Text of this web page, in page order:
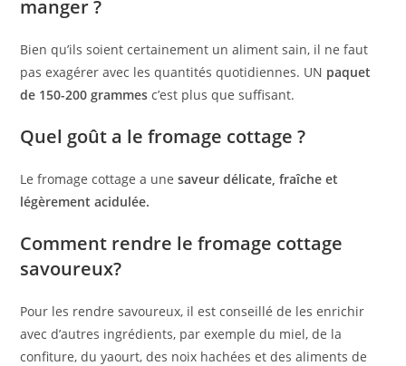
manger ?
Bien qu’ils soient certainement un aliment sain, il ne faut
pas exagérer avec les quantités quotidiennes. UN paquet
de 150-200 grammes c’est plus que suffisant.
Quel goût a le fromage cottage ?
Le fromage cottage a unesaveur délicate, fraîche et
légèrement acidulée.
Comment rendre le fromage cottage
savoureux?
Pour les rendre savoureux, il est conseillé de les enrichir
avec d’autres ingrédients, par exemple du miel, de la
confiture, du yaourt, des noix hachées et des aliments de